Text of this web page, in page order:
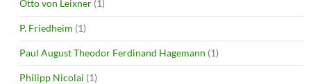
Otto von Leixner (1)
P. Friedheim (1)
Paul August Theodor Ferdinand Hagemann (1)
Philipp Nicolai (1)